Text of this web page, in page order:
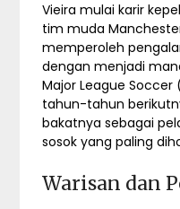
Vieira mulai karir
tim muda
memperoleh
dengan menjadi
Major League Soccer
tahun-tahun
bakatnya sebagai
sosok yang paling
Warisan dan